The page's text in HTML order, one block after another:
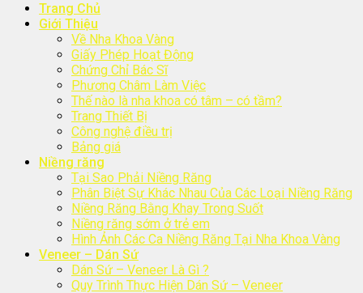
Trang Chủ
Giới Thiệu
Về Nha Khoa Vàng
Giấy Phép Hoạt Động
Chứng Chỉ Bác Sĩ
Phương Châm Làm Việc
Thế nào là nha khoa có tâm – có tầm?
Trang Thiết Bị
Công nghệ điều trị
Bảng giá
Niềng răng
Tại Sao Phải Niềng Răng
Phân Biệt Sự Khác Nhau Của Các Loại Niềng Răng
Niềng Răng Bằng Khay Trong Suốt
Niềng răng sớm ở trẻ em
Hình Ảnh Các Ca Niềng Răng Tại Nha Khoa Vàng
Veneer – Dán Sứ
Dán Sứ – Veneer Là Gì ?
Quy Trình Thực Hiện Dán Sứ – Veneer